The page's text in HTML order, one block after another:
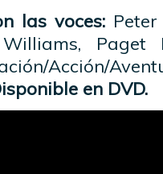
las voces:
Paget
Acción/
en DVD.